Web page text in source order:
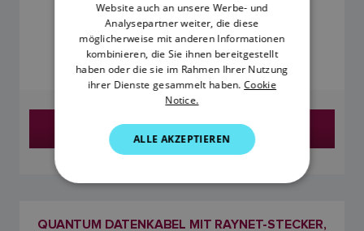
249,90 €
UVP inkl. MwSt.
Händler finden
QUANTUM DATENKABEL MIT RAYNET-STECKER,
SWEDISH
GERMAN
DUTCH
NORWEGIAN
FINNISH
Website auch an unsere Werbe- und
Analysepartner weiter, die diese
möglicherweise mit anderen Informationen
kombinieren, die Sie ihnen bereitgestellt
haben oder die sie im Rahmen Ihrer Nutzung
ihrer Dienste gesammelt haben. Cookie
Notice.
ALLE AKZEPTIEREN